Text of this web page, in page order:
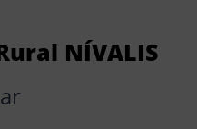
NÍVALIS